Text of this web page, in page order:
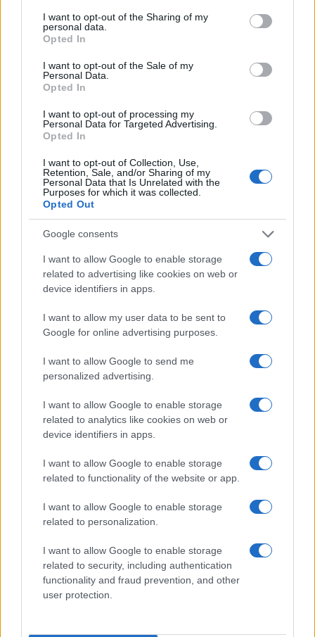
not limited to your visit or usage behaviour. You may click to
grant or deny consent to Google and its third-party tags to
use your data for below specified purposes in below Google
consent section.
I want to opt-out of the Sharing of my
personal data.
Opted In
I want to opt-out of the Sale of my
Personal Data.
Opted In
I want to opt-out of processing my
Personal Data for Targeted Advertising.
Opted In
I want to opt-out of Collection, Use,
Retention, Sale, and/or Sharing of my
Personal Data that Is Unrelated with the
Purposes for which it was collected.
Opted Out
Google consents
I want to allow Google to enable storage
related to advertising like cookies on web or
device identifiers in apps.
I want to allow my user data to be sent to
Google for online advertising purposes.
I want to allow Google to send me
personalized advertising.
I want to allow Google to enable storage
related to analytics like cookies on web or
device identifiers in apps.
I want to allow Google to enable storage
related to functionality of the website or app.
I want to allow Google to enable storage
related to personalization.
I want to allow Google to enable storage
related to security, including authentication
functionality and fraud prevention, and other
user protection.
Vuoi rimuovere le pubblicità nazionali?
cliccandoqui
Sei già abbonato?
sezioneLogindal menù del sito o
cliccandoqui
TEMI: Cinzia Pinna
Emanuele Ragnedda
Notizie Sardegna
Omicidio Cinzia Pinna
Inviaci le tue segnalazioni,
i tuoi video e le tue foto
Su WhatsApp al numero +39
345 356 7512
Notizie in tempo reale?
Entra nel canale telegram di
GalluraOggi.it